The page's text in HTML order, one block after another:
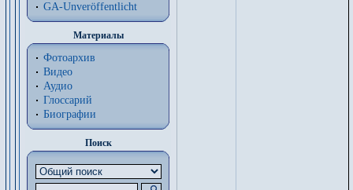
GA-Unveröffentlicht
Материалы
Фотоархив
Видео
Аудио
Глоссарий
Биографии
Поиск